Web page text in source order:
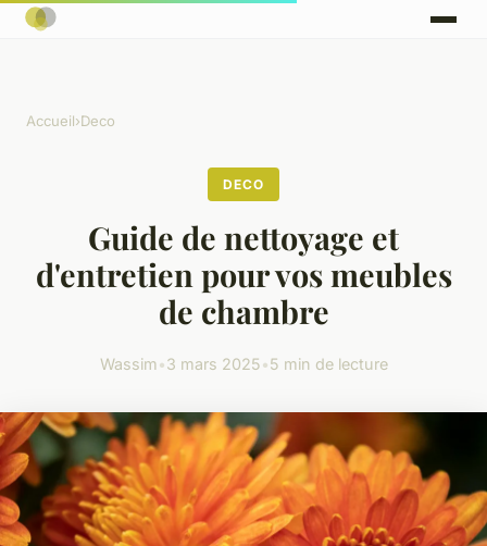
Accueil›Deco
DECO
Guide de nettoyage et
d'entretien pour vos meubles
de chambre
Wassim•3 mars 2025•5 min de lecture